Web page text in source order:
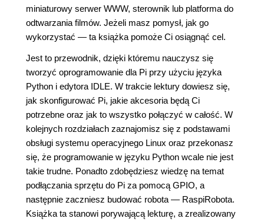
miniaturowy serwer WWW, sterownik lub platforma do
odtwarzania filmów. Jeżeli masz pomysł, jak go
wykorzystać — ta książka pomoże Ci osiągnąć cel.
Jest to przewodnik, dzięki któremu nauczysz się
tworzyć oprogramowanie dla Pi przy użyciu języka
Python i edytora IDLE. W trakcie lektury dowiesz się,
jak skonfigurować Pi, jakie akcesoria będą Ci
potrzebne oraz jak to wszystko połączyć w całość. W
kolejnych rozdziałach zaznajomisz się z podstawami
obsługi systemu operacyjnego Linux oraz przekonasz
się, że programowanie w języku Python wcale nie jest
takie trudne. Ponadto zdobędziesz wiedzę na temat
podłączania sprzętu do Pi za pomocą GPIO, a
następnie zaczniesz budować robota — RaspiRobota.
Książka ta stanowi porywającą lekturę, a zrealizowany